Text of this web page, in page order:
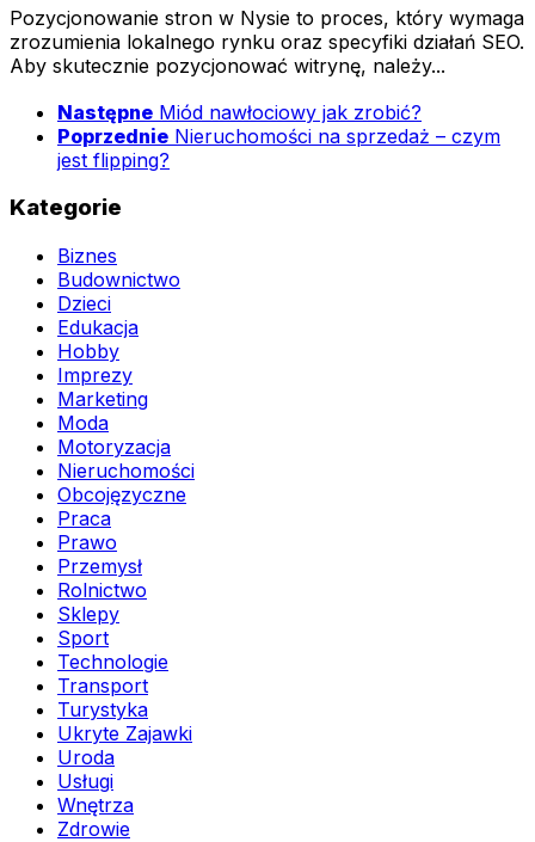
Pozycjonowanie stron w Nysie to proces, który wymaga
zrozumienia lokalnego rynku oraz specyfiki działań SEO.
Aby skutecznie pozycjonować witrynę, należy...
Następne Miód nawłociowy jak zrobić?
Poprzednie Nieruchomości na sprzedaż – czym
jest flipping?
Kategorie
Biznes
Budownictwo
Dzieci
Edukacja
Hobby
Imprezy
Marketing
Moda
Motoryzacja
Nieruchomości
Obcojęzyczne
Praca
Prawo
Przemysł
Rolnictwo
Sklepy
Sport
Technologie
Transport
Turystyka
Ukryte Zajawki
Uroda
Usługi
Wnętrza
Zdrowie